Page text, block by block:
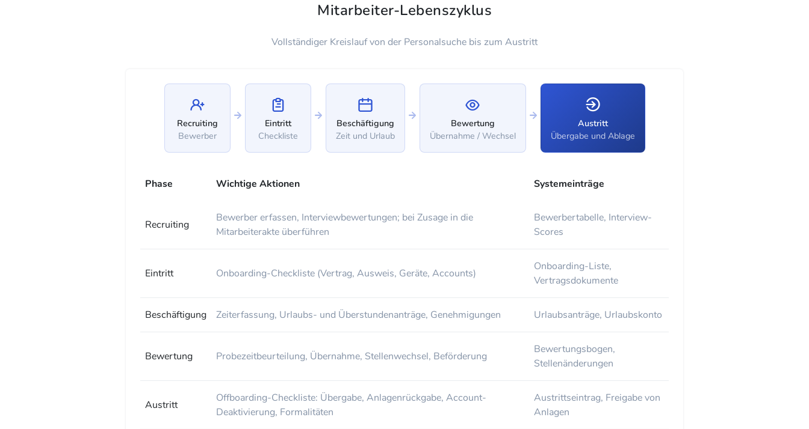
Mitarbeiter-Lebenszyklus
Vollständiger Kreislauf von der Personalsuche bis zum Austritt
Recruiting
Bewerber
Eintritt
Checkliste
Beschäftigung
Zeit und Urlaub
Bewertung
Übernahme / Wechsel
Austritt
Übergabe und Ablage
Phase Wichtige Aktionen Systemeinträge
Recruiting
Bewerber erfassen, Interviewbewertungen; bei Zusage in die
Mitarbeiterakte überführen
Bewerbertabelle, Interview-
Scores
Eintritt Onboarding-Checkliste (Vertrag, Ausweis, Geräte, Accounts)
Onboarding-Liste,
Vertragsdokumente
Beschäftigung Zeiterfassung, Urlaubs- und Überstundenanträge, Genehmigungen Urlaubsanträge, Urlaubskonto
Bewertung Probezeitbeurteilung, Übernahme, Stellenwechsel, Beförderung
Bewertungsbogen,
Stellenänderungen
Austritt
Offboarding-Checkliste: Übergabe, Anlagenrückgabe, Account-
Deaktivierung, Formalitäten
Austrittseintrag, Freigabe von
Anlagen